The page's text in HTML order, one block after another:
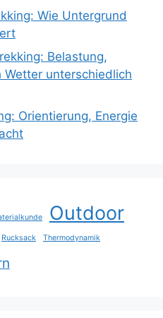
Wie Untergrund
Belastung,
Wetter unterschiedlich
Orientierung, Energie
Outdoor
Rucksack Thermodynamik